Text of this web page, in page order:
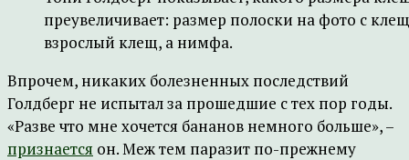
преувеличивает: размер полоски на фото с
взрослый клещ, а нимфа.
Впрочем, никаких болезненных последствий
Голдберг не испытал за прошедшие с тех пор годы.
«Разве что мне хочется бананов немного больше», –
признается он. Меж тем паразит по-прежнему